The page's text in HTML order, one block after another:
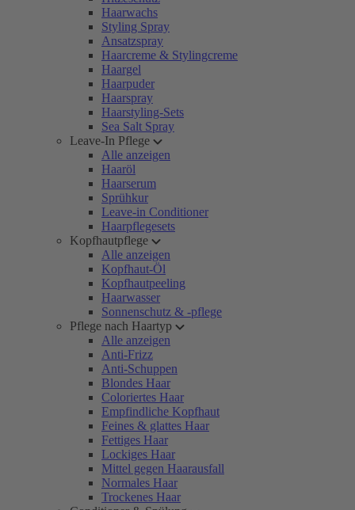
Haarwachs
Styling Spray
Ansatzspray
Haarcreme & Stylingcreme
Haargel
Haarpuder
Haarspray
Haarstyling-Sets
Sea Salt Spray
Leave-In Pflege
Alle anzeigen
Haaröl
Haarserum
Sprühkur
Leave-in Conditioner
Haarpflegesets
Kopfhautpflege
Alle anzeigen
Kopfhaut-Öl
Kopfhautpeeling
Haarwasser
Sonnenschutz & -pflege
Pflege nach Haartyp
Alle anzeigen
Anti-Frizz
Anti-Schuppen
Blondes Haar
Coloriertes Haar
Empfindliche Kopfhaut
Feines & glattes Haar
Fettiges Haar
Lockiges Haar
Mittel gegen Haarausfall
Normales Haar
Trockenes Haar